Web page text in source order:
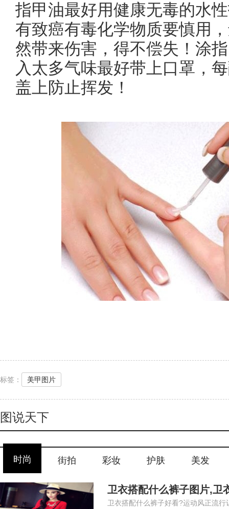
指甲油最好用健康无毒的水
有致癌有毒化学物质要慎用
然带来伤害，得不偿失！涂
入太多气味最好带上口罩，
盖上防止挥发！
标签： 美甲图片
图说天下
时尚 街拍 彩妆 护肤 美发